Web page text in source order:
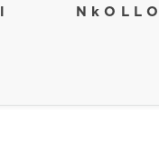
N k O L L